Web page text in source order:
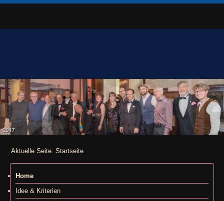
Aktuelle Seite: Startseite
Home
Idee & Kriterien